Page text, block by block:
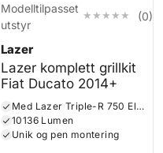
Modelltilpasset
utstyr
★★★★★
★★★★★ (0)
Lazer
Lazer komplett grillkit
Fiat Ducato 2014+
Med Lazer Triple-R 750 Elite
10136 Lumen
Unik og pen montering